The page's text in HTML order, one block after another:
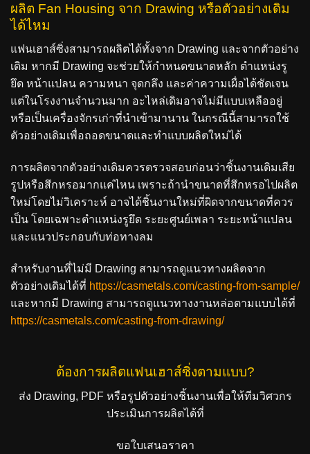
ผลิต Fan Housing จาก Drawing หรือตัวอย่างเดิม
ได้ไหม
แฟนเฮาส์ซิ่งสามารถผลิตได้ทั้งจาก Drawing และจากตัวอย่าง
เดิม หากมี Drawing จะช่วยให้กำหนดขนาดหลัก ตำแหน่งรู
ยึด หน้าแปลน ความหนา จุดกลึง และค่าความเผื่อได้ชัดเจน
แต่ในโรงงานจำนวนมาก อะไหล่เดิมอาจไม่มีแบบเหลืออยู่
หรือเป็นเครื่องจักรเก่าที่นำเข้ามานาน ในกรณีนี้สามารถใช้
ตัวอย่างเดิมเพื่อถอดขนาดและทำแบบผลิตใหม่ได้
การผลิตจากตัวอย่างเดิมควรตรวจสอบก่อนว่าชิ้นงานเดิมเสีย
รูปหรือสึกหรอมากแค่ไหน เพราะถ้านำขนาดที่สึกหรอไปผลิต
ใหม่โดยไม่วิเคราะห์ อาจได้ชิ้นงานใหม่ที่ผิดจากขนาดที่ควร
เป็น โดยเฉพาะตำแหน่งรูยึด ระยะศูนย์เพลา ระยะหน้าแปลน
และแนวประกอบกับท่อทางลม
สำหรับงานที่ไม่มี Drawing สามารถดูแนวทางผลิตจาก
ตัวอย่างเดิมได้ที่ https://casmetals.com/casting-from-sample/
และหากมี Drawing สามารถดูแนวทางงานหล่อตามแบบได้ที่
https://casmetals.com/casting-from-drawing/
ต้องการผลิตแฟนเฮาส์ซิ่งตามแบบ?
ส่ง Drawing, PDF หรือรูปตัวอย่างชิ้นงานเพื่อให้ทีมวิศวกร
ประเมินการผลิตได้ที่
ขอใบเสนอราคา